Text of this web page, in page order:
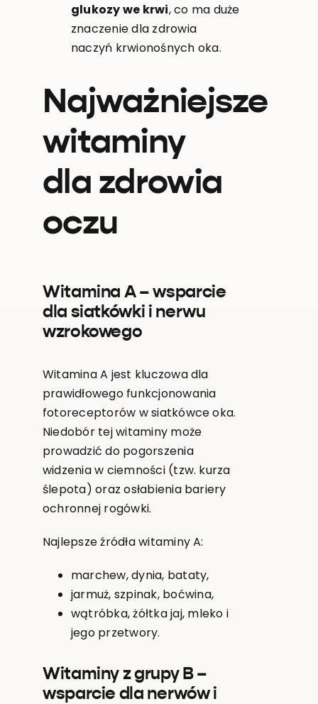
glukozy we krwi, co ma duże
znaczenie dla zdrowia
naczyń krwionośnych oka.
Najważniejsze
witaminy
dla zdrowia
oczu
Witamina A – wsparcie
dla siatkówki i nerwu
wzrokowego
Witamina A jest kluczowa dla
prawidłowego funkcjonowania
fotoreceptorów w siatkówce oka.
Niedobór tej witaminy może
prowadzić do pogorszenia
widzenia w ciemności (tzw. kurza
ślepota) oraz osłabienia bariery
ochronnej rogówki.
Najlepsze źródła witaminy A:
marchew, dynia, bataty,
jarmuż, szpinak, boćwina,
wątróbka, żółtka jaj, mleko i
jego przetwory.
Witaminy z grupy B –
wsparcie dla nerwów i